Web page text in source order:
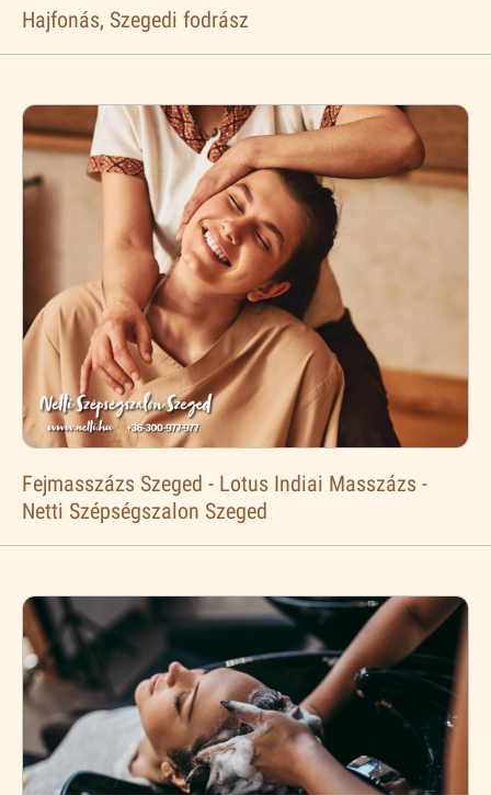
Hajfonás, Szegedi fodrász
Fejmasszázs Szeged - Lotus Indiai Masszázs -
Netti Szépségszalon Szeged